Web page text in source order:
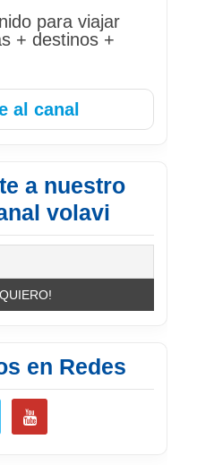
para viajar
+ destinos +
al canal
a nuestro
volavi
en Redes